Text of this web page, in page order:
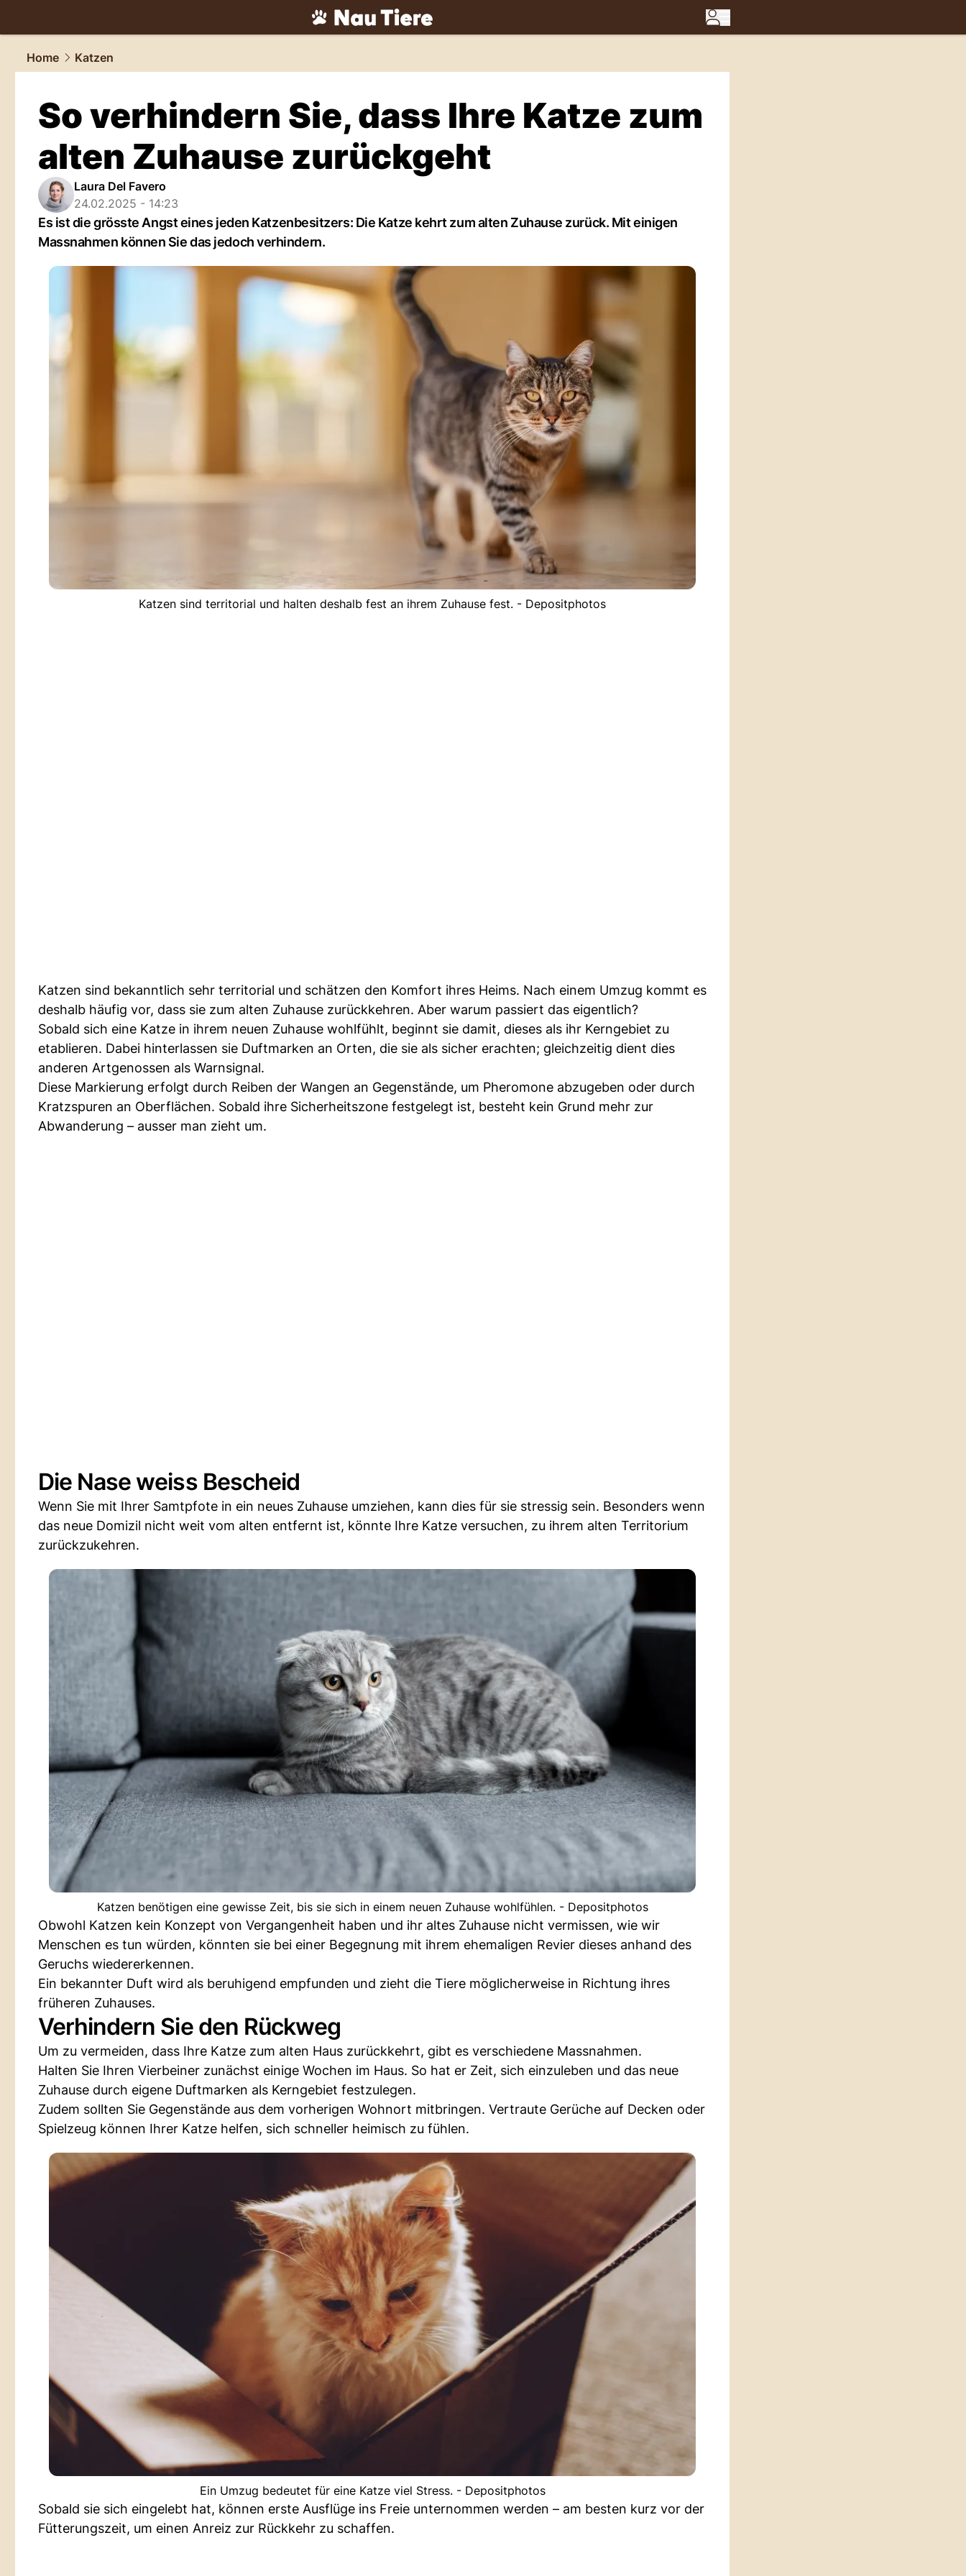
tiere.NAU.ch
Home
Katzen
So verhindern Sie, dass Ihre Katze zum
alten Zuhause zurückgeht
Laura Del Favero
24.02.2025 - 14:23
Es ist die grösste Angst eines jeden Katzenbesitzers: Die Katze kehrt zum alten Zuhause zurück. Mit einigen
Massnahmen können Sie das jedoch verhindern.
Katzen sind territorial und halten deshalb fest an ihrem Zuhause fest. - Depositphotos
Katzen sind bekanntlich sehr territorial und schätzen den Komfort ihres Heims. Nach einem Umzug kommt es
deshalb häufig vor, dass sie zum alten Zuhause zurückkehren. Aber warum passiert das eigentlich?
Sobald sich eine Katze in ihrem neuen Zuhause wohlfühlt, beginnt sie damit, dieses als ihr Kerngebiet zu
etablieren. Dabei hinterlassen sie Duftmarken an Orten, die sie als sicher erachten; gleichzeitig dient dies
anderen Artgenossen als Warnsignal.
Diese Markierung erfolgt durch Reiben der Wangen an Gegenstände, um Pheromone abzugeben oder durch
Kratzspuren an Oberflächen. Sobald ihre Sicherheitszone festgelegt ist, besteht kein Grund mehr zur
Abwanderung – ausser man zieht um.
Die Nase weiss Bescheid
Wenn Sie mit Ihrer Samtpfote in ein neues Zuhause umziehen, kann dies für sie stressig sein. Besonders wenn
das neue Domizil nicht weit vom alten entfernt ist, könnte Ihre Katze versuchen, zu ihrem alten Territorium
zurückzukehren.
Katzen benötigen eine gewisse Zeit, bis sie sich in einem neuen Zuhause wohlfühlen. - Depositphotos
Obwohl Katzen kein Konzept von Vergangenheit haben und ihr altes Zuhause nicht vermissen, wie wir
Menschen es tun würden, könnten sie bei einer Begegnung mit ihrem ehemaligen Revier dieses anhand des
Geruchs wiedererkennen.
Ein bekannter Duft wird als beruhigend empfunden und zieht die Tiere möglicherweise in Richtung ihres
früheren Zuhauses.
Verhindern Sie den Rückweg
Um zu vermeiden, dass Ihre Katze zum alten Haus zurückkehrt, gibt es verschiedene Massnahmen.
Halten Sie Ihren Vierbeiner zunächst einige Wochen im Haus. So hat er Zeit, sich einzuleben und das neue
Zuhause durch eigene Duftmarken als Kerngebiet festzulegen.
Zudem sollten Sie Gegenstände aus dem vorherigen Wohnort mitbringen. Vertraute Gerüche auf Decken oder
Spielzeug können Ihrer Katze helfen, sich schneller heimisch zu fühlen.
Ein Umzug bedeutet für eine Katze viel Stress. - Depositphotos
Sobald sie sich eingelebt hat, können erste Ausflüge ins Freie unternommen werden – am besten kurz vor der
Fütterungszeit, um einen Anreiz zur Rückkehr zu schaffen.